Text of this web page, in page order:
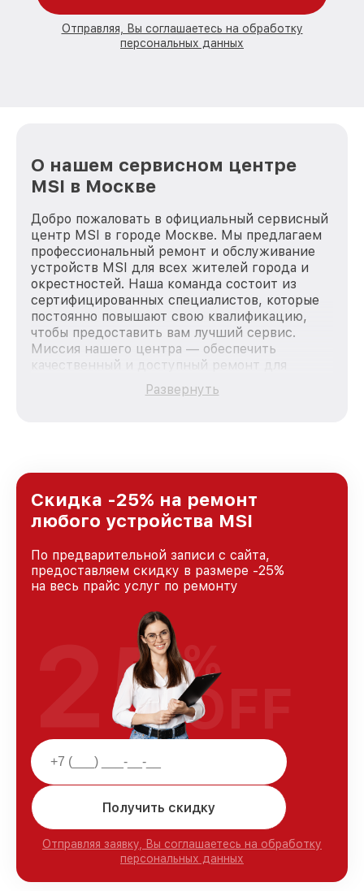
Отправляя, Вы соглашаетесь на обработку
персональных данных
О нашем сервисном центре
MSI в Москве
Добро пожаловать в официальный сервисный
центр MSI в городе Москве. Мы предлагаем
профессиональный ремонт и обслуживание
устройств MSI для всех жителей города и
окрестностей. Наша команда состоит из
сертифицированных специалистов, которые
постоянно повышают свою квалификацию,
чтобы предоставить вам лучший сервис.
Миссия нашего центра — обеспечить
качественный и доступный ремонт для
каждого пользователя продукции MSI, вне
зависимости от сложности поломки. Мы
и лояльности наших клиентов.
Развернуть
Скидка -25% на ремонт
любого устройства MSI
По предварительной записи с сайта,
предоставляем скидку в размере -25%
на весь прайс услуг по ремонту
Получить скидку
Отправляя заявку, Вы соглашаетесь на обработку
персональных данных
25%
OFF